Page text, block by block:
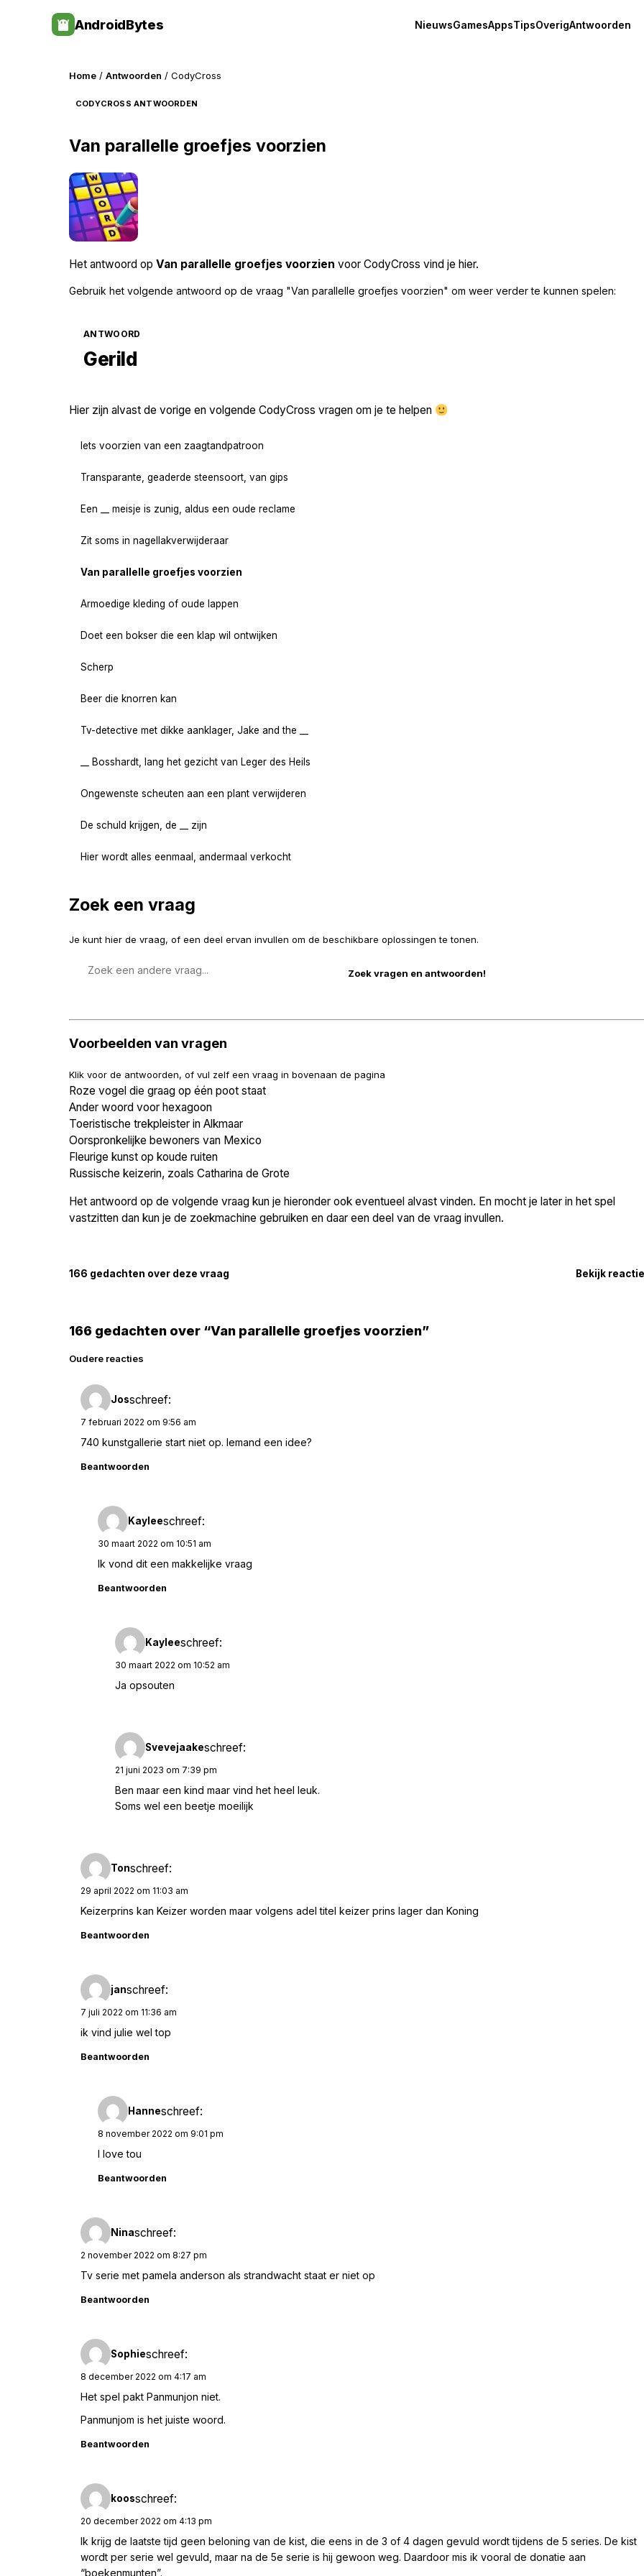
AndroidBytes NieuwsGamesAppsTipsOverigAntwoorden
Home / Antwoorden / CodyCross
CODYCROSS ANTWOORDEN
Van parallelle groefjes voorzien
Het antwoord op Van parallelle groefjes voorzien voor CodyCross vind je hier.
Gebruik het volgende antwoord op de vraag "Van parallelle groefjes voorzien" om weer verder te kunnen spelen:
ANTWOORD
Gerild
Hier zijn alvast de vorige en volgende CodyCross vragen om je te helpen
Iets voorzien van een zaagtandpatroon
Transparante, geaderde steensoort, van gips
Een __ meisje is zunig, aldus een oude reclame
Zit soms in nagellakverwijderaar
Van parallelle groefjes voorzien
Armoedige kleding of oude lappen
Doet een bokser die een klap wil ontwijken
Scherp
Beer die knorren kan
Tv-detective met dikke aanklager, Jake and the __
__ Bosshardt, lang het gezicht van Leger des Heils
Ongewenste scheuten aan een plant verwijderen
De schuld krijgen, de __ zijn
Hier wordt alles eenmaal, andermaal verkocht
Zoek een vraag
Je kunt hier de vraag, of een deel ervan invullen om de beschikbare oplossingen te tonen.
Voorbeelden van vragen
Klik voor de antwoorden, of vul zelf een vraag in bovenaan de pagina
Roze vogel die graag op één poot staat
Ander woord voor hexagoon
Toeristische trekpleister in Alkmaar
Oorspronkelijke bewoners van Mexico
Fleurige kunst op koude ruiten
Russische keizerin, zoals Catharina de Grote
Het antwoord op de volgende vraag kun je hieronder ook eventueel alvast vinden. En mocht je later in het spel
vastzitten dan kun je de zoekmachine gebruiken en daar een deel van de vraag invullen.
166 gedachten over deze vraag Bekijk
166 gedachten over “Van parallelle groefjes voorzien”
Reacties
navigatie
Oudere reacties
Josschreef:
7 februari 2022 om 9:56 am
740 kunstgallerie start niet op. Iemand een idee?
Beantwoorden
Kayleeschreef:
30 maart 2022 om 10:51 am
Ik vond dit een makkelijke vraag
Beantwoorden
Kayleeschreef:
30 maart 2022 om 10:52 am
Ja opsouten
Svevejaakeschreef:
21 juni 2023 om 7:39 pm
Ben maar een kind maar vind het heel leuk.
Soms wel een beetje moeilijk
Tonschreef:
29 april 2022 om 11:03 am
Keizerprins kan Keizer worden maar volgens adel titel keizer prins lager dan Koning
Beantwoorden
janschreef:
7 juli 2022 om 11:36 am
ik vind julie wel top
Beantwoorden
Hanneschreef:
8 november 2022 om 9:01 pm
I love tou
Beantwoorden
Ninaschreef:
2 november 2022 om 8:27 pm
Tv serie met pamela anderson als strandwacht staat er niet op
Beantwoorden
Sophieschreef:
8 december 2022 om 4:17 am
Het spel pakt Panmunjon niet.
Panmunjom is het juiste woord.
Beantwoorden
koosschreef:
20 december 2022 om 4:13 pm
Ik krijg de laatste tijd geen beloning van de kist, die eens in de 3 of 4 dagen gevuld wordt tijdens de 5 series. De kist
wordt per serie wel gevuld, maar na de 5e serie is hij gewoon weg. Daardoor mis ik vooral de donatie aan
“boekenmunten”.